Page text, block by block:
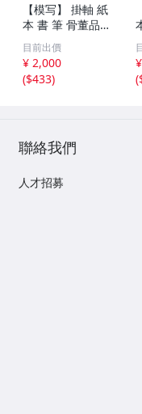
【模写】 掛軸 紙
本 書 筆 骨董品
美術 水墨画 430
目前出價
¥ 2,000
($433)
(
聯絡我們
人才招募